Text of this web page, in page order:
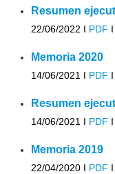
Resumen
22/06/2022 I PDF I
Memoria 2020
14/06/2021 I PDF I
Resumen
14/06/2021 I PDF I
Memoria 2019
22/04/2020 I PDF I